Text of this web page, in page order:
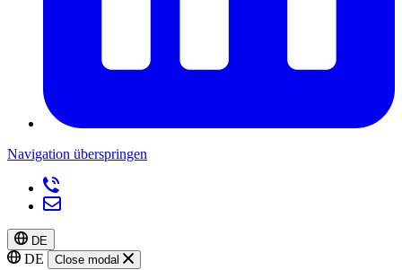
Navigation überspringen
DE
DE Close modal